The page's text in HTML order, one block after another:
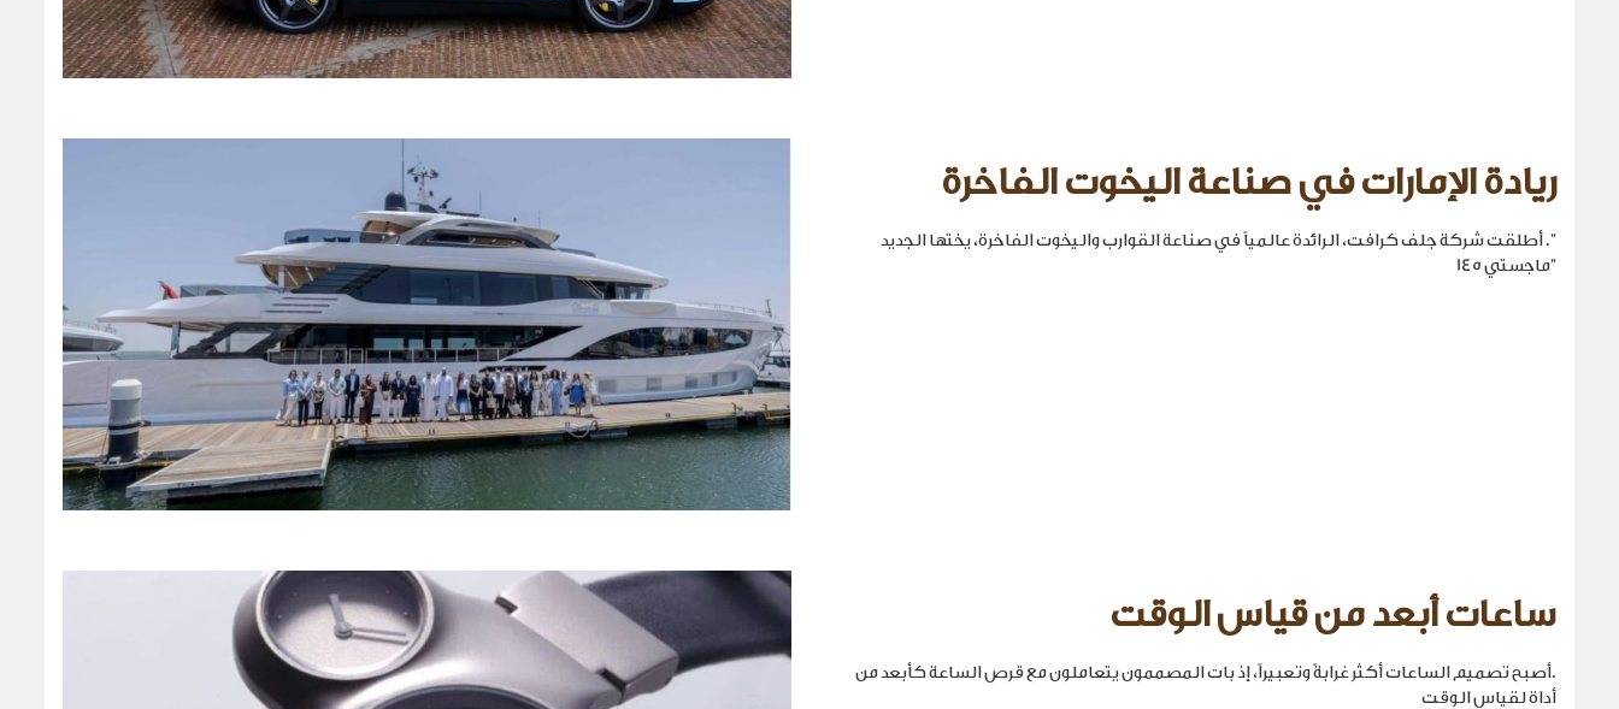
ريادة الإمارات في صناعة اليخوت الفاخرة
". أطلقت شركة جلف كرافت، الرائدة عالمياً في صناعة القوارب واليخوت الفاخرة، يختها الجديد
"ماجستي 145
ساعات أبعد من قياس الوقت
.أصبح تصميم الساعات أكثر غرابةً وتعبيراً، إذ بات المصممون يتعاملون مع قرص الساعة كأبعد من
أداة لقياس الوقت